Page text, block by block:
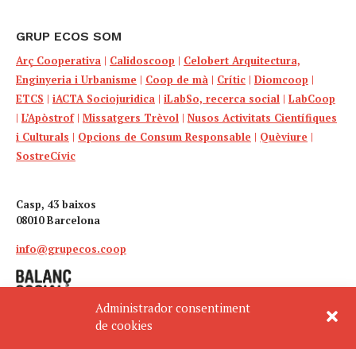
Administrador consentiment
de cookies
GRUP ECOS SOM
Arç Cooperativa | Calidoscoop | Celobert Arquitectura,
Enginyeria i Urbanisme | Coop de mà | Crític | Diomcoop |
ETCS | iACTA Sociojuridica | iLabSo, recerca social | LabCoop
| L’Apòstrof| Missatgers Trèvol | Nusos Activitats Científiques
i Culturals | Opcions de Consum Responsable | Quèviure |
SostreCívic
Casp, 43 baixos
08010 Barcelona
info@grupecos.coop